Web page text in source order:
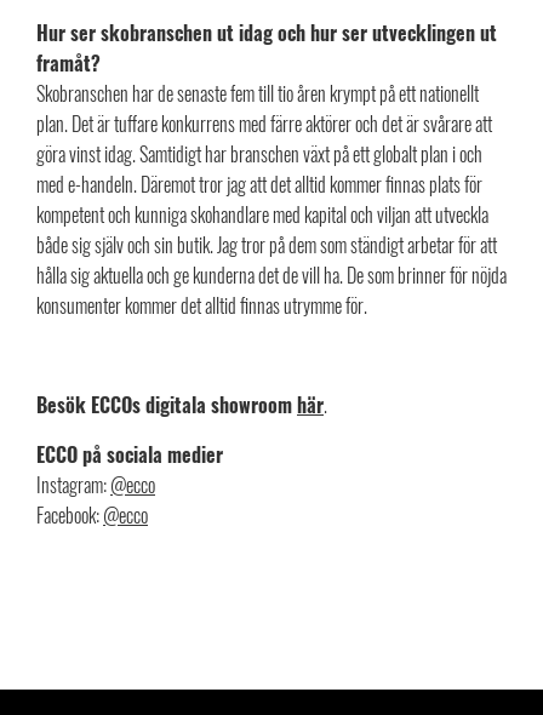
Hur ser skobranschen ut idag och hur ser utvecklingen ut
framåt?
Skobranschen har de senaste fem till tio åren krympt på ett nationellt
plan. Det är tuffare konkurrens med färre aktörer och det är svårare att
göra vinst idag. Samtidigt har branschen växt på ett globalt plan i och
med e-handeln. Däremot tror jag att det alltid kommer finnas plats för
kompetent och kunniga skohandlare med kapital och viljan att utveckla
både sig själv och sin butik. Jag tror på dem som ständigt arbetar för att
hålla sig aktuella och ge kunderna det de vill ha. De som brinner för nöjda
konsumenter kommer det alltid finnas utrymme för.
Besök ECCOs digitala showroomhär.
ECCO på sociala medier
Instagram:@ecco
Facebook:@ecco